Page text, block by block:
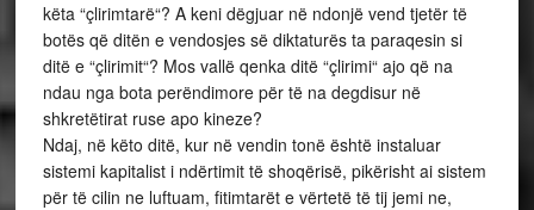
këta “çlirimtarë“? A keni dëgjuar në ndonjë vend tjetër të
botës që ditën e vendosjes së diktaturës ta paraqesin si
ditë e “çlirimit“? Mos vallë qenka ditë “çlirimi“ ajo që na
ndau nga bota perëndimore për të na degdisur në
shkretëtirat ruse apo kineze?
Ndaj, në këto ditë, kur në vendin tonë është instaluar
sistemi kapitalist i ndërtimit të shoqërisë, pikërisht ai sistem
për të cilin ne luftuam, fitimtarët e vërtetë të tij jemi ne,